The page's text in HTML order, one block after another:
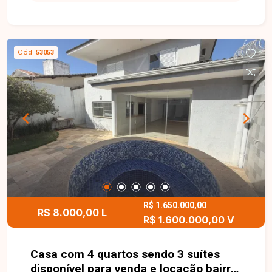
social, cozinha espaçosa e funcional, área de
serviço, quintal e garagem. Edícula no fundo com
despensa e banheiro. O imóvel possui
aproximadamente 132,46 m² de área construída,
com ambientes bem distribuídos que oferecem
conforto, praticidade e excelente aproveitamento
dos espaços, sendo ideal para quem busca um
lar aconchegante em uma localização
privilegiada. Entre em contato com a Delta
Imóveis e agende sua visita. Nossa equipe está
pronta para apresentar todos os detalhes deste
imóvel e ajudar você a encontrar o imóvel ideal
para morar ou investir.
Cód. 53053
R$ 8.000,00 L
R$ 1.650.000,00
R$ 1.600.000,00 V
Casa com 4 quartos sendo 3 suítes
disponível para venda e locação bairro